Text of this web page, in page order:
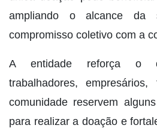
ampliando o alcance da
compromisso coletivo com a
A entidade reforça o
trabalhadores,
comunidade reservem
para realizar a doação e